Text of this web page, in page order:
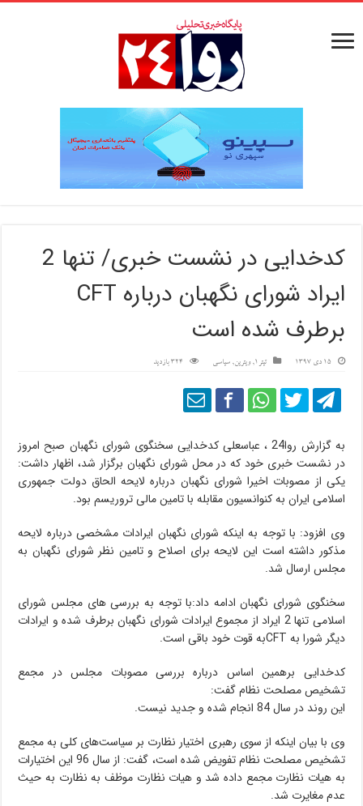
کدخدایی در نشست خبری/ تنها 2
ایراد شورای نگهبان درباره CFT
برطرف شده است
15 دی 1397 تیتر1 ,ویترین,سیاسی 324 بازدید
به گزارش روا24 ، عباسعلی کدخدایی سخنگوی شورای نگهبان صبح امروز
در نشست خبری خود که در محل شورای نگهبان برگزار شد، اظهار داشت:
یکی از مصوبات اخیرا شورای نگهبان درباره لایحه الحاق دولت جمهوری
اسلامی ایران به کنوانسیون مقابله با تامین مالی تروریسم بود.
وی افزود: با توجه به اینکه شورای نگهبان ایرادات مشخصی درباره لایحه
مذکور داشته است این لایحه برای اصلاح و تامین نظر شورای نگهبان به
مجلس ارسال شد.
سخنگوی شورای نگهبان ادامه داد:با توجه به بررسی های مجلس شورای
اسلامی تنها 2 ایراد از مجموع ایرادات شورای نگهبان برطرف شده و ایرادات
دیگر شورا به CFTبه قوت خود باقی است.
کدخدایی برهمین اساس درباره بررسی مصوبات مجلس در مجمع
تشخیص مصلحت نظام گفت:
این روند در سال 84 انجام شده و جدید نیست.
وی با بیان اینکه از سوی رهبری اختیار نظارت بر سیاست‌های کلی به مجمع
تشخیص مصلحت نظام تفویض شده است، گفت: از سال 96 این اختیارات
به هیات نظارت مجمع داده شد و هیات نظارت موظف به نظارت به حیث
عدم مغایرت شد.